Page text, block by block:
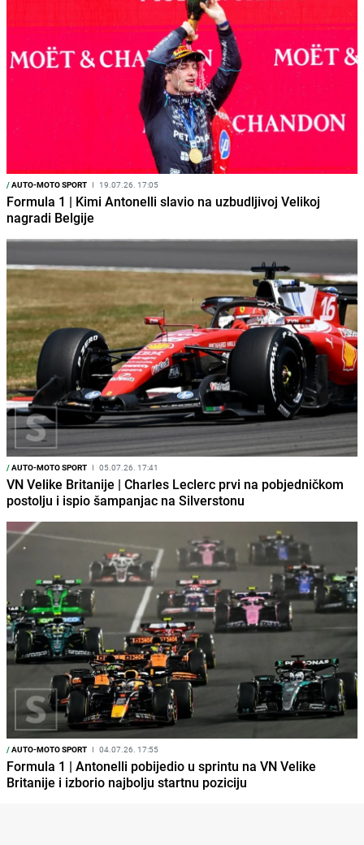
/AUTO-MOTO SPORT I 19.07.26. 17:05
Formula 1 | Kimi Antonelli slavio na uzbudljivoj Velikoj
nagradi Belgije
/AUTO-MOTO SPORT I 05.07.26. 17:41
VN Velike Britanije | Charles Leclerc prvi na pobjedničkom
postolju i ispio šampanjac na Silverstonu
/AUTO-MOTO SPORT I 04.07.26. 17:55
Formula 1 | Antonelli pobijedio u sprintu na VN Velike
Britanije i izborio najbolju startnu poziciju